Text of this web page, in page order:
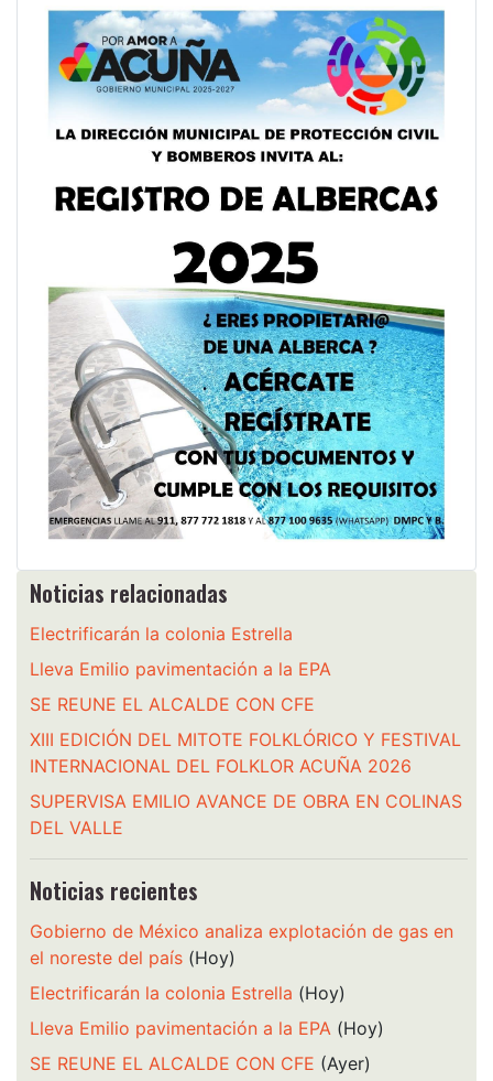
Noticias relacionadas
Electrificarán la colonia Estrella
Lleva Emilio pavimentación a la EPA
SE REUNE EL ALCALDE CON CFE
XIII EDICIÓN DEL MITOTE FOLKLÓRICO Y FESTIVAL
INTERNACIONAL DEL FOLKLOR ACUÑA 2026
SUPERVISA EMILIO AVANCE DE OBRA EN COLINAS
DEL VALLE
Noticias recientes
Gobierno de México analiza explotación de gas en
el noreste del país (Hoy)
Electrificarán la colonia Estrella (Hoy)
Lleva Emilio pavimentación a la EPA (Hoy)
SE REUNE EL ALCALDE CON CFE (Ayer)